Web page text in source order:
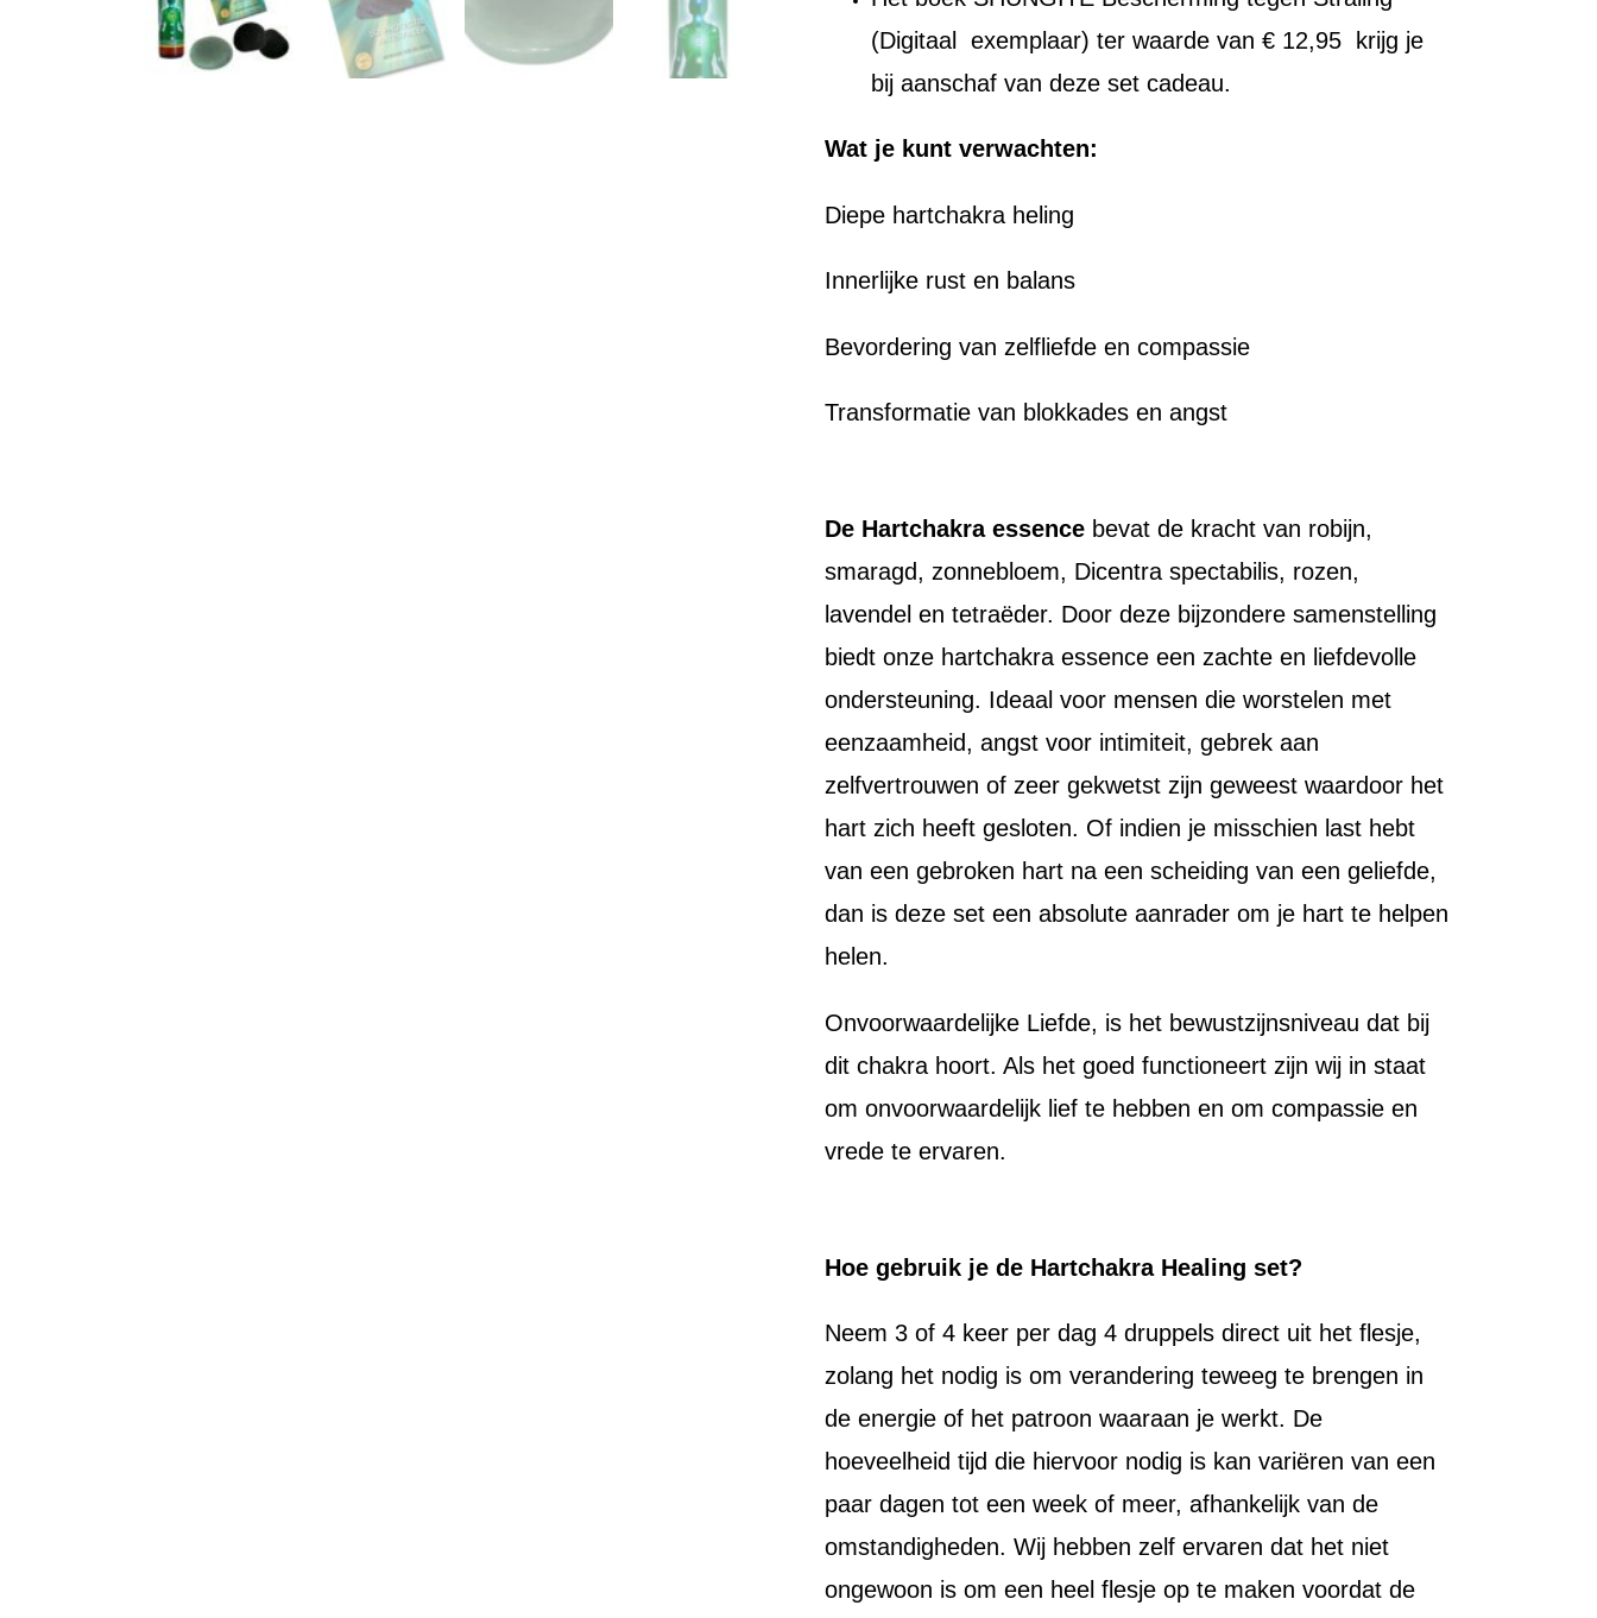
(Digitaal exemplaar) ter waarde van € 12,95 krijg je
bij aanschaf van deze set cadeau.
Wat je kunt verwachten:
Diepe hartchakra heling
Innerlijke rust en balans
Bevordering van zelfliefde en compassie
Transformatie van blokkades en angst
De Hartchakra essence bevat de kracht van robijn,
smaragd, zonnebloem, Dicentra spectabilis, rozen,
lavendel en tetraëder. Door deze bijzondere samenstelling
biedt onze hartchakra essence een zachte en liefdevolle
ondersteuning. Ideaal voor mensen die worstelen met
eenzaamheid, angst voor intimiteit, gebrek aan
zelfvertrouwen of zeer gekwetst zijn geweest waardoor het
hart zich heeft gesloten. Of indien je misschien last hebt
van een gebroken hart na een scheiding van een geliefde,
dan is deze set een absolute aanrader om je hart te helpen
helen.
Onvoorwaardelijke Liefde, is het bewustzijnsniveau dat bij
dit chakra hoort. Als het goed functioneert zijn wij in staat
om onvoorwaardelijk lief te hebben en om compassie en
vrede te ervaren.
Hoe gebruik je de Hartchakra Healing set?
Neem 3 of 4 keer per dag 4 druppels direct uit het flesje,
zolang het nodig is om verandering teweeg te brengen in
de energie of het patroon waaraan je werkt. De
hoeveelheid tijd die hiervoor nodig is kan variëren van een
paar dagen tot een week of meer, afhankelijk van de
omstandigheden. Wij hebben zelf ervaren dat het niet
ongewoon is om een heel flesje op te maken voordat de